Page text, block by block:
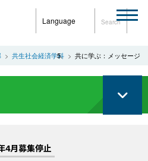
Language Search
共生社会経済学科 共に学ぶ：メッセージ
4月募集停止